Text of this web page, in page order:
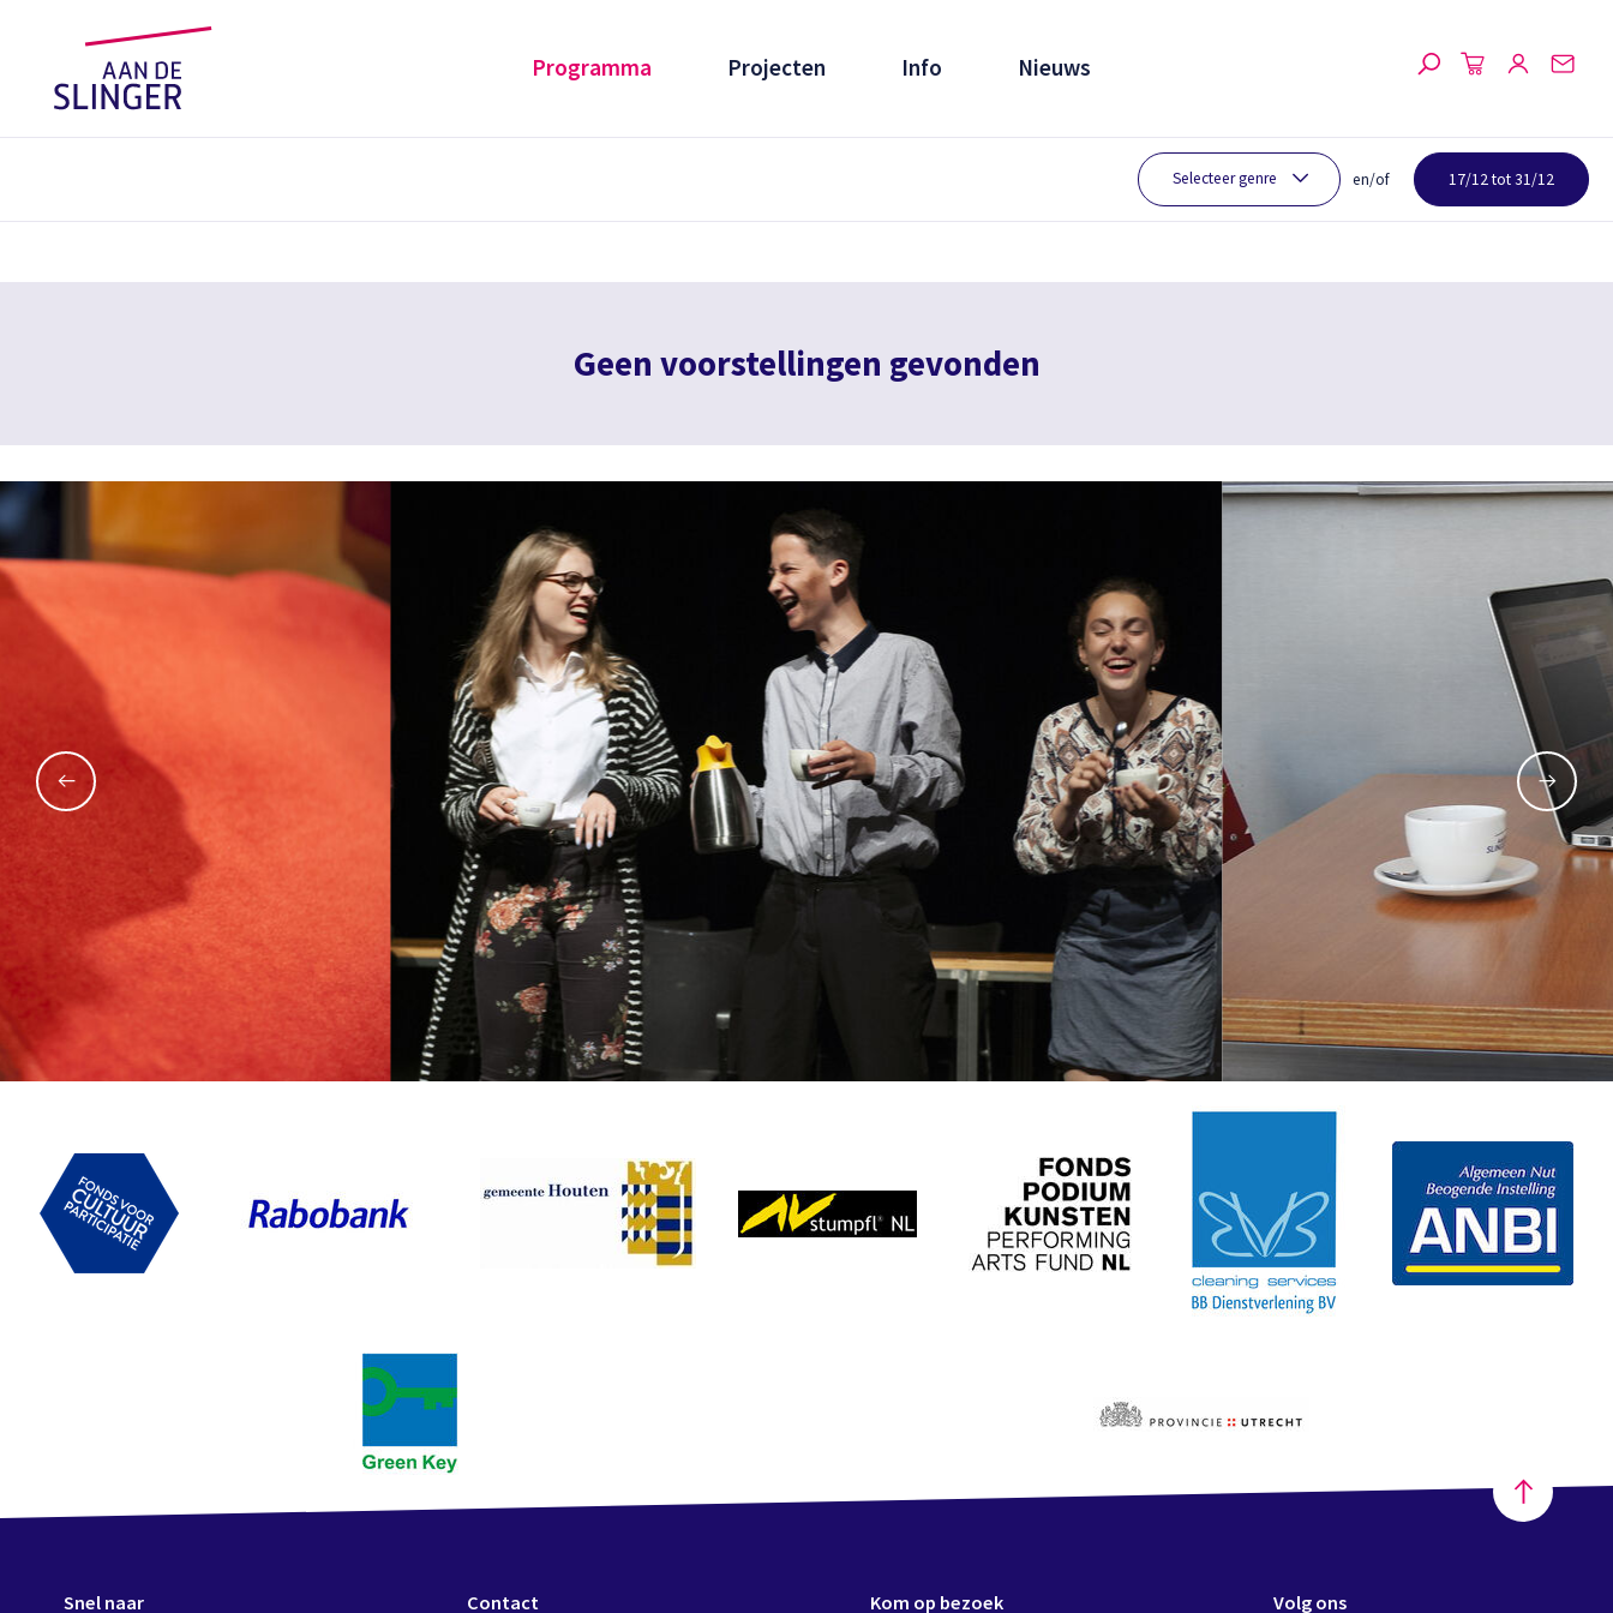
Programma Projecten Info Nieuws
Selecteer genre en/of 17/12 tot 31/12
Geen voorstellingen gevonden
Snel naar Contact Kom op bezoek Volg ons